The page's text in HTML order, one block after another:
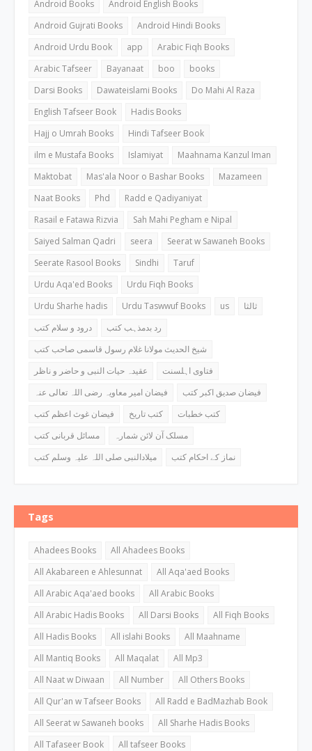
Android Books
Android English Books
Android Gujrati Books
Android Hindi Books
Android Urdu Book
app
Arabic Fiqh Books
Arabic Tafseer
Bayanaat boo
books
Darsi Books
Dawateislami Books
Do Mahi Al Raza
English Tafseer Book
Hadis Books
Hajj o Umrah Books
Hindi Tafseer Book
ilm e Mustafa Books
Islamiyat
Maahnama Kanzul Iman
Maktobat
Mas'ala Noor o Bashar Books
Mazameen
Naat Books
Phd
Radd e Qadiyaniyat
Rasail e Fatawa Rizvia
Sah Mahi Pegham e Nipal
Saiyed Salman Qadri
seera
Seerat w Sawaneh Books
Seerate Rasool Books
Sindhi
Taruf
Urdu Aqa'ed Books
Urdu Fiqh Books
Urdu Sharhe hadis
Urdu Taswwuf Books us
ثالثا
درود و سلام کتب
رد بدمذہب کتب
شیخ الحدیث مولانا غلام رسول قاسمی صاحب کتب
عقیدہ حیات النبی و حاضر و ناظر
فتاوی اہلسنت
فیضان امیر معاویہ رضی اللہ تعالی عنہ
فیضان صدیق اکبر کتب
فیضان غوث اعظم کتب
کتب تاریخ
کتب خطبات
مسائل قربانی کتب
مسلک آن لائن شمارہ
میلادالنبی صلی اللہ علیہ وسلم کتب
نماز کے احکام کتب
Tags
Ahadees Books
All Ahadees Books
All Akabareen e Ahlesunnat
All Aqa'aed Books
All Arabic Aqa'aed books
All Arabic Books
All Arabic Hadis Books
All Darsi Books
All Fiqh Books
All Hadis Books
All islahi Books
All Maahname
All Mantiq Books
All Maqalat
All Mp3
All Naat w Diwaan
All Number
All Others Books
All Qur'an w Tafseer Books
All Radd e BadMazhab Book
All Seerat w Sawaneh books
All Sharhe Hadis Books
All Tafaseer Book
All tafseer Books